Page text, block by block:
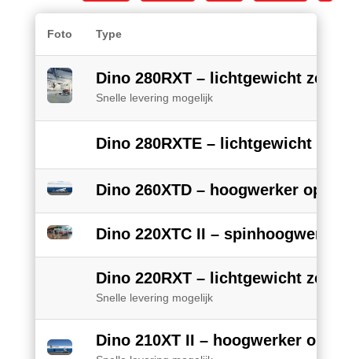
Foto Type
Dino 280RXT – lichtgewicht
Snelle levering mogelijk
Dino 280RXTE – lichtgewicht
Dino 260XTD – hoogwerker op
Dino 220XTC II – spinhoogwerker
Dino 220RXT – lichtgewicht
Snelle levering mogelijk
Dino 210XT II – hoogwerker op